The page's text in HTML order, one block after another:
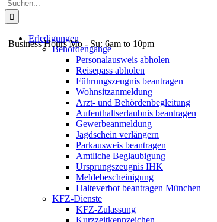
Business Hours Mo - Su: 6am to 10pm
nach:
Erledigungen
Behördengänge
Personalausweis abholen
Reisepass abholen
Führungszeugnis beantragen
Wohnsitzanmeldung
Arzt- und Behördenbegleitung
Aufenthaltserlaubnis beantragen
Gewerbeanmeldung
Jagdschein verlängern
Parkausweis beantragen
Amtliche Beglaubigung
Ursprungszeugnis IHK
Meldebescheinigung
Halteverbot beantragen München
KFZ-Dienste
KFZ-Zulassung
Kurzzeitkennzeichen